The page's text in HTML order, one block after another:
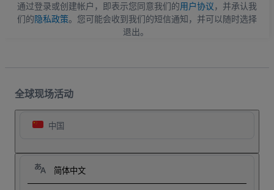
通过登录或创建帐户，即表示您同意我们的用户协议，并承认我
们的隐私政策。您可能会收到我们的短信通知，并可以随时选择
退出。
全球现场活动
中国
简体中文